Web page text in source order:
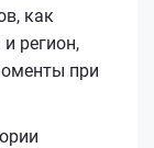
как
регион,
при